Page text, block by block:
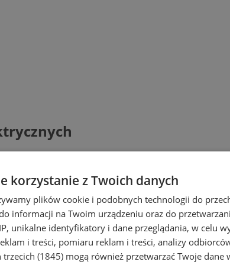
korzystanie z Twoich danych
plików cookie i podobnych technologii do
informacji na Twoim urządzeniu oraz do
unikalne identyfikatory i dane przeglądania, w celu
i treści, pomiaru reklam i treści, analizy
(1845) mogą również przetwarzać Twoje dane